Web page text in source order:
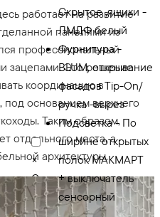
×
Стеллаж под кроватью
327 329 ₽
работает на развитие
панелями из
профессиональный
зацепами. Это решение
координацию в
основанием верхнего
Таким образом,
отдельного места, а
архитектуры.
Скрытое ,ящики -
ЛМДФ белый
Фурнитура -
BLUM, открывание
фасадов Tip-On/
ручка -вырез
Подсветка - По
ширине открытых
полок МАКМАРТ
+ выключатель
сенсорный